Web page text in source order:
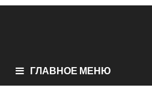
ГЛАВНОЕ МЕНЮ